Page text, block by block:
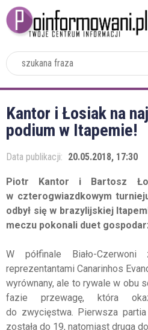
Kantor i Łosiak na
podium w Itapemie!
Data publikacji: 20.05.2018, 17:30
Piotr Kantor i Bartosz
w czterogwiazdkowym
odbył się w brazylijskiej
meczu pokonali duet
W półfinale Biało-
reprezentantami Canarinhos
wyrównany, ale to rywale w obu
fazie przewagę, która
do zwycięstwa. Pierwsza
została do 19, natomiast druga